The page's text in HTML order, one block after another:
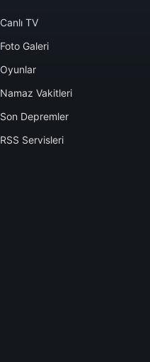
Canlı TV
Foto Galeri
Oyunlar
Namaz Vakitleri
Son Depremler
RSS Servisleri